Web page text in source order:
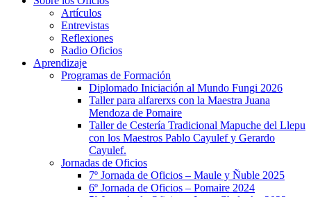
Artículos
Entrevistas
Reflexiones
Radio Oficios
Aprendizaje
Programas de Formación
Diplomado Iniciación al Mundo Fungi 2026
Taller para alfarerxs con la Maestra Juana
Mendoza de Pomaire
Taller de Cestería Tradicional Mapuche del Llepu
con los Maestros Pablo Cayulef y Gerardo
Cayulef.
Jornadas de Oficios
7º Jornada de Oficios – Maule y Ñuble 2025
6º Jornada de Oficios – Pomaire 2024